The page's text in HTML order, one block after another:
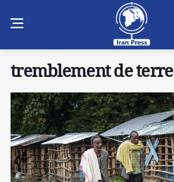
tremblement de terre